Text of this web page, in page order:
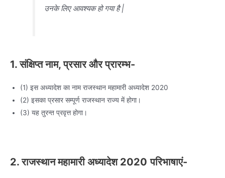
उनके लिए आवश्यक हो गया है |
1. संक्षिप्त नाम, प्रसार और प्रारम्भ-
(1) इस अध्यादेश का नाम राजस्थान महामारी अध्यादेश 2020
(2) इसका प्रसार सम्पूर्ण राजस्थान राज्य में होगा।
(3) यह तुरन्त प्रवृत्त होगा।
2. राजस्थान महामारी अध्यादेश 2020 परिभाषाएं-